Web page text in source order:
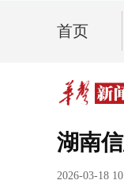
首页
湖南
2026-03-18